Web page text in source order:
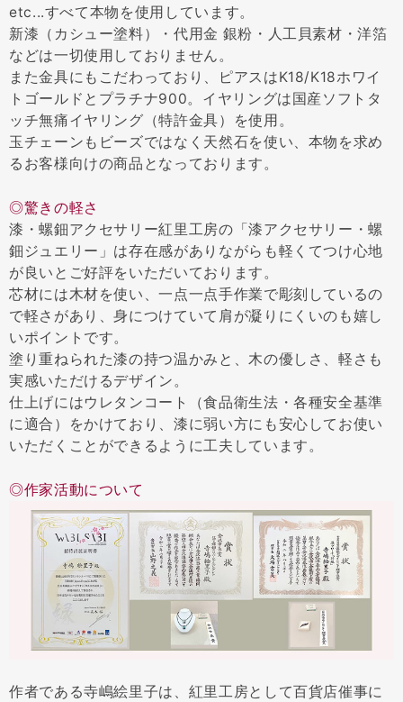
etc...すべて本物を使用しています。
新漆（カシュー塗料）・代用金 銀粉・人工貝素材・洋箔
などは一切使用しておりません。
また金具にもこだわっており、ピアスはK18/K18ホワイ
トゴールドとプラチナ900。イヤリングは国産ソフトタ
ッチ無痛イヤリング（特許金具）を使用。
玉チェーンもビーズではなく天然石を使い、本物を求め
るお客様向けの商品となっております。
◎驚きの軽さ
漆・螺鈿アクセサリー紅里工房の「漆アクセサリー・螺
鈿ジュエリー」は存在感がありながらも軽くてつけ心地
が良いとご好評をいただいております。
芯材には木材を使い、一点一点手作業で彫刻しているの
で軽さがあり、身につけていて肩が凝りにくいのも嬉し
いポイントです。
塗り重ねられた漆の持つ温かみと、木の優しさ、軽さも
実感いただけるデザイン。
仕上げにはウレタンコート（食品衛生法・各種安全基準
に適合）をかけており、漆に弱い方にも安心してお使い
いただくことができるように工夫しています。
◎作家活動について
作者である寺嶋絵里子は、紅里工房として百貨店催事に